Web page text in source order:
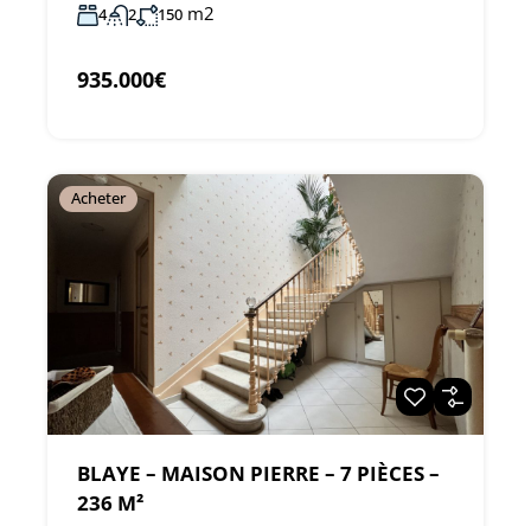
4 2 150 m2
935.000€
Acheter
BLAYE – MAISON PIERRE – 7 PIÈCES –
236 M²